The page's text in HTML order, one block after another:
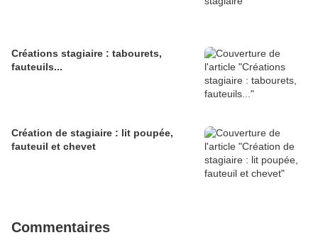
Créations stagiaire : tabourets,
fauteuils...
Création de stagiaire : lit poupée,
fauteuil et chevet
Commentaires